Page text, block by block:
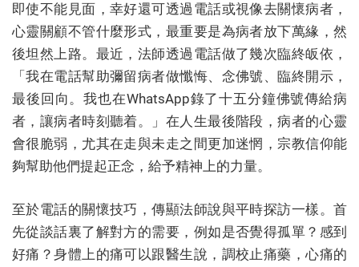
即使不能見面，幸好還可透過電話或視像去關懷病者，
心靈關顧不管什麼形式，最重要是為病者放下萬緣，然
後坦然上路。最近，法師透過電話做了幾次臨終皈依，
「我在電話幫助彌留病者做懺悔、念佛號、臨終開示，
最後回向。我也在WhatsApp錄了十五分鐘佛號傳給病
者，讓病者時刻聽着。」在人生最後階段，病者的心靈
會很脆弱，尤其在走與未走之間更加迷惘，宗教信仰能
夠幫助他們提起正念，給予精神上的力量。
至於電話的關懷技巧，傳顯法師說與平時探訪一樣。首
先從談話裏了解對方的需要，例如是否覺得孤單？感到
好痛？身體上的痛可以跟醫生說，調校止痛藥，心痛的